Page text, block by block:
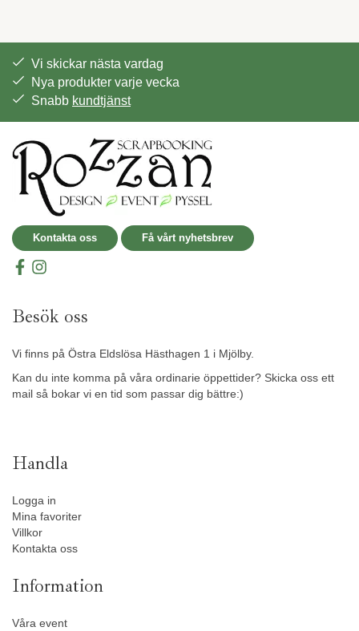
Vi skickar nästa vardag
Nya produkter varje vecka
Snabb kundtjänst
Kontakta oss Få vårt nyhetsbrev
Besök oss
Vi finns på Östra Eldslösa Hästhagen 1 i Mjölby.
Kan du inte komma på våra ordinarie öppettider? Skicka oss ett
mail så bokar vi en tid som passar dig bättre:)
Handla
Logga in
Mina favoriter
Villkor
Kontakta oss
Information
Våra event